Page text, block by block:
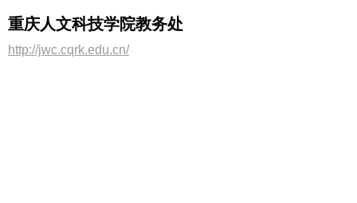
重庆人文科技学院教务处
http://jwc.cqrk.edu.cn/